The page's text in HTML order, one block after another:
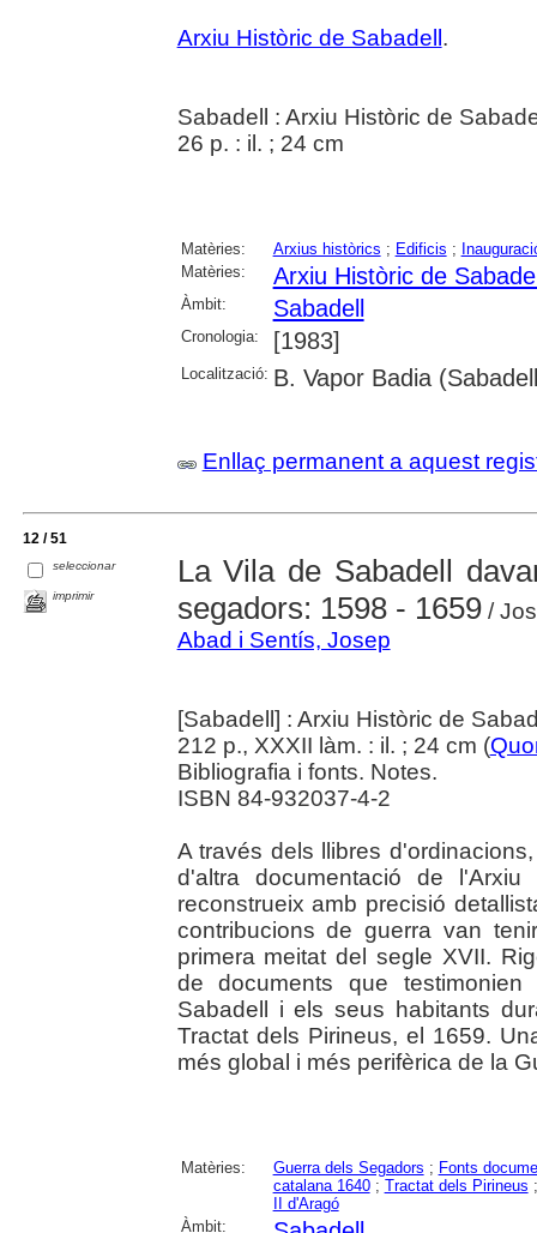
Arxiu Històric de Sabadell .
Sabadell : Arxiu Històric de
26 p. : il. ; 24 cm
Matèries: Arxius històrics ; Edificis ;
Matèries:
Arxiu Històric de
Àmbit: Sabadell
Cronologia: [1983]
Localització: B. Vapor Badia
Enllaç permanent a aquest
12 / 51
seleccionar
imprimir
La Vila de Sabadell
segadors: 1598 - 1659/
Abad i Sentís, Josep
[Sabadell] : Arxiu Històric de
212 p., XXXII làm. : il. ; 24 cm (
Bibliografia i fonts. Notes.
ISBN 84-932037-4-2
A través dels llibres
d'altra documentació de
reconstrueix amb precisió
contribucions de guerra van
primera meitat del segle XVII.
de documents que
Sabadell i els seus habitants
Tractat dels Pirineus, el 1659.
més global i més perifèrica de la
Matèries: Guerra dels Segadors ; Fonts
catalana 1640; Tractat dels Pirineus
II d'Aragó
Àmbit: